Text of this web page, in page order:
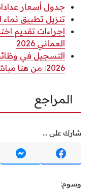
جدول أسعار
تنزيل تطبيق نماء
إجراءات تقديم
العماني 2026
التسجيل في
2026؛ من هنا مباشرة
المراجع
شارك على ...
وسوم: